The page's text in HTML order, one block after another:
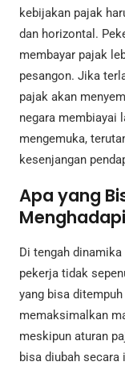
kebijakan pajak
dan horizontal.
membayar pajak
pesangon. Jika
pajak akan
negara membiayai
mengemuka,
kesenjangan
Apa yang
Di tengah
pekerja tidak
yang bisa
memaksimalkan
meskipun aturan
bisa diubah secara